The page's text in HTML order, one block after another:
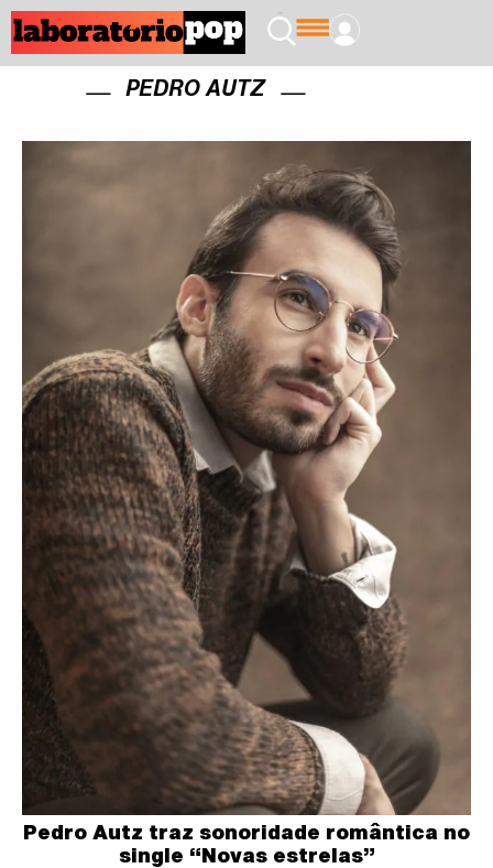
PEDRO AUTZ
Pedro Autz traz sonoridade romântica no
single “Novas estrelas”